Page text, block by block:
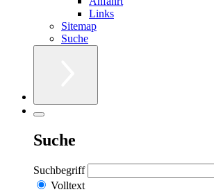
Links
Sitemap
Suche
Suche
Suchbegriff
Volltext